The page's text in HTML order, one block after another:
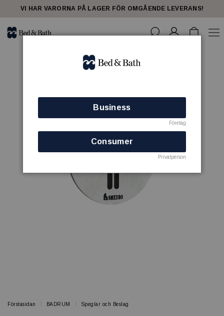
VI HAR VARORNA PÅ LAGER FÖR OMGÅENDE LEVERANS!
Förstasidan BADRUM Speglar och Beslag
Business
Företag
Consumer
Privatperson